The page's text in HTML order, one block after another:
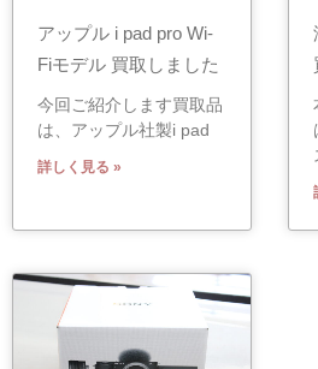
アップル i pad pro Wi-
Fiモデル 買取しました
今回ご紹介します買取品
は、アップル社製i pad
詳しく見る »